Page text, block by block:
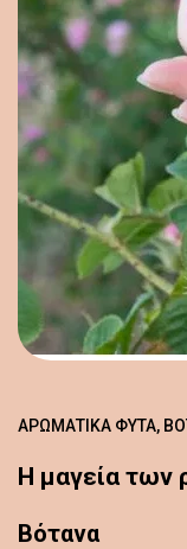
ΑΡΩΜΑΤΙΚΆ ΦΥΤΆ,
Η μαγεία των
Βότανα